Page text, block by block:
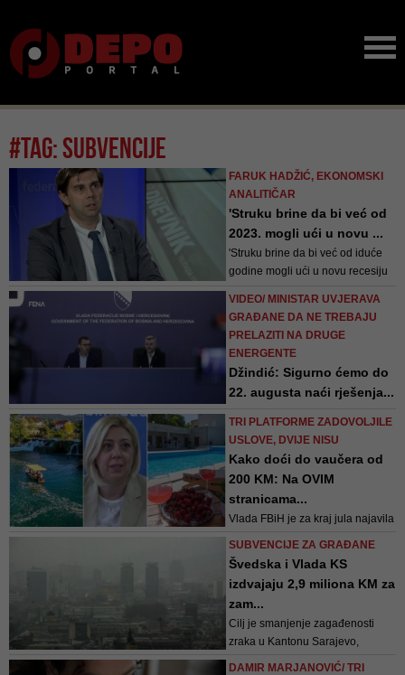
#tag: subvencije
FARUK HADŽIĆ, EKONOMSKI
ANALITIČAR
'Struku brine da bi već od
2023. mogli ući u novu ...
'Struku brine da bi već od iduće
godine mogli ući u novu recesiju
VIDEO/ MINISTAR UVJERAVA
GRAĐANE DA NE TREBAJU
PRELAZITI NA DRUGE
ENERGENTE
Džindić: Sigurno ćemo do
22. augusta naći rješenja...
BH gasu, koji iznosi 41,3 miliona
KM
TRI PLATFORME ZADOVOLJILE
USLOVE, DVIJE NISU
Kako doći do vaučera od
200 KM: Na OVIM
stranicama...
Vlada FBiH je za kraj jula najavila
SUBVENCIJE ZA GRAĐANE
Švedska i Vlada KS
izdvajaju 2,9 miliona KM za
zam...
Cilj je smanjenje zagađenosti
zraka u Kantonu Sarajevo,
posebno u naseljima gdje su
DAMIR MARJANOVIĆ/ TRI